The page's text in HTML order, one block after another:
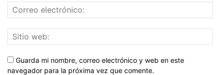
Guarda mi nombre, correo electrónico y web en este
navegador para la próxima vez que comente.